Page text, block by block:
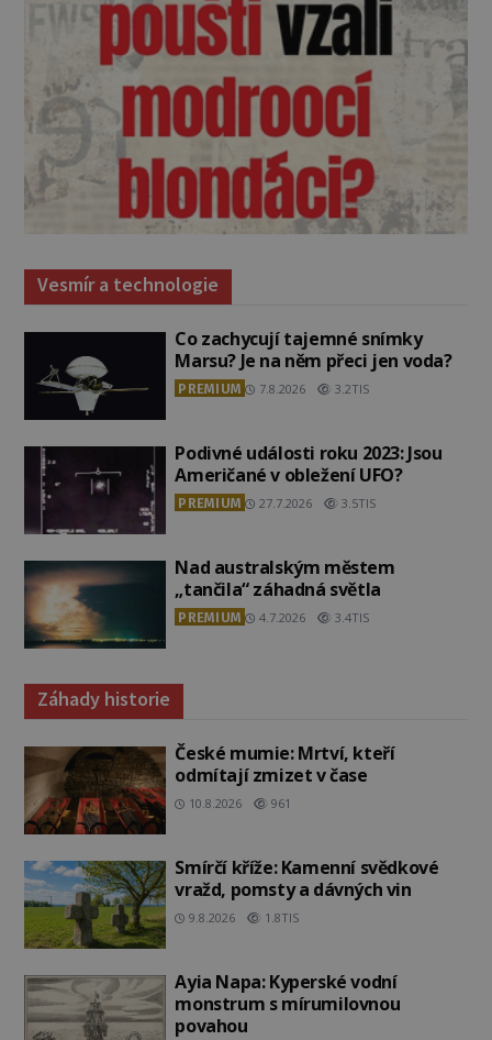
Vesmír a technologie
Co zachycují tajemné snímky
Marsu? Je na něm přeci jen voda?
PREMIUM 7.8.2026 3.2TIS
Podivné události roku 2023: Jsou
Američané v obležení UFO?
PREMIUM 27.7.2026 3.5TIS
Nad australským městem
„tančila“ záhadná světla
PREMIUM 4.7.2026 3.4TIS
Záhady historie
České mumie: Mrtví, kteří
odmítají zmizet v čase
10.8.2026 961
Smírčí kříže: Kamenní svědkové
vražd, pomsty a dávných vin
9.8.2026 1.8TIS
Ayia Napa: Kyperské vodní
monstrum s mírumilovnou
povahou